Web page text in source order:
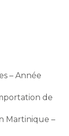
– Année
de
Martinique –